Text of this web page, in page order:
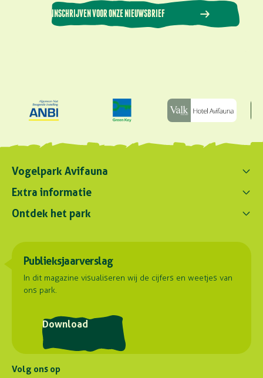
INSCHRIJVEN VOOR ONZE NIEUWSBRIEF
Vogelpark Avifauna
Contact ons
0172 - 256 256
contact@avifauna.nl
Parkadres
Hoorn 59
2404 HG Alphen aan den Rijn
Routebeschrijving
Postadres
Stuyvesantlaan 23
2404 XN Alphen aan den Rijn
Extra informatie
Parkregelement
Duurzaamheid
Samenwerkingen
Contact
Ontdek het park
Onze dieren
Plattegrond
Publieksjaarverslag
In dit magazine visualiseren wij de cijfers en weetjes van
ons park.
Download
Volg ons op